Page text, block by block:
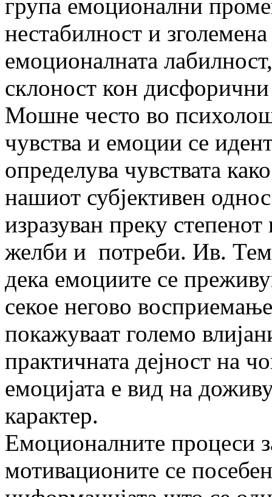
група емоционални
нестабилност и
емоционалната
склоност кон
Мошне често во
чувства и емоции се
определува чувствата
нашиот субјективен
изразуван преку
желби и потреби. Ив.
дека емоциите се
секое негово
покажуваат големо
практичната дејност на
емоцијата е вид на
карактер.
Емоционалните процеси
мотивационите се